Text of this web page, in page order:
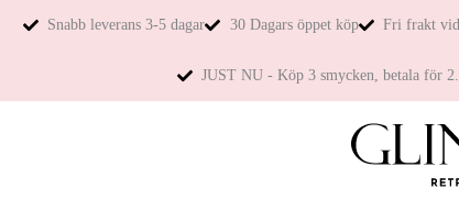
Snabb leverans 3-5 dagar 30 Dagars öppet köp Fri frakt
JUST NU - Köp 3 smycken, betala för